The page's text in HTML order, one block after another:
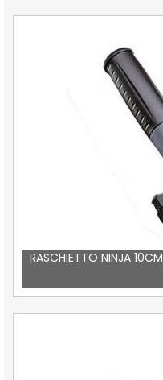
RASCHIETTO NINJA 10CM